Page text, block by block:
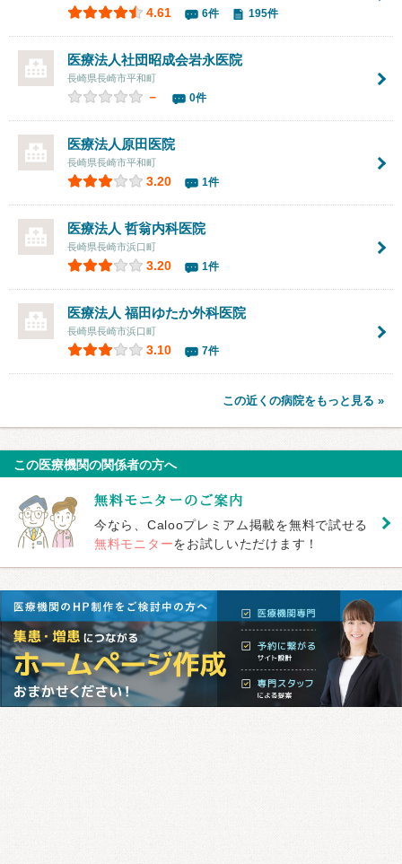
4.61 6件 195件
医療法人社団昭成会岩永医院
長崎県長崎市平和町
－ 0件
医療法人 原田医院
長崎県長崎市平和町
3.20 1件
医療法人 哲翁内科医院
長崎県長崎市浜口町
3.20 1件
医療法人 福田ゆたか外科医院
長崎県長崎市浜口町
3.10 7件
この近くの病院をもっと見る »
この医療機関の関係者の方へ
今なら、Calooプレミアム掲載を無料で試せる
無料モニターをお試しいただけます！